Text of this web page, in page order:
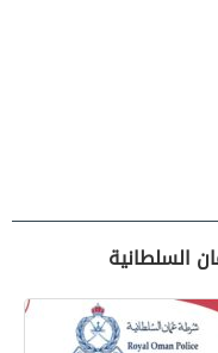
السلطانية